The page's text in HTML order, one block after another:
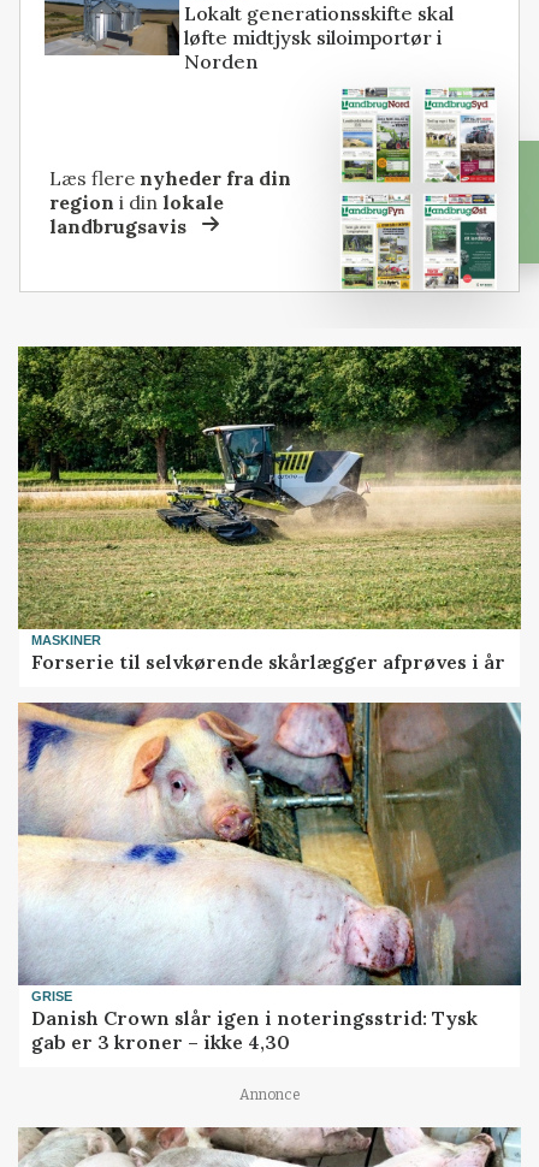
Lokalt generationsskifte skal
løfte midtjysk siloimportør i
Norden
Læs flere nyheder fra din
region i dinlokale
landbrugsavis
MASKINER
Forserie til selvkørende skårlægger afprøves i år
GRISE
Danish Crown slår igen i noteringsstrid: Tysk
gab er 3 kroner – ikke 4,30
Annonce